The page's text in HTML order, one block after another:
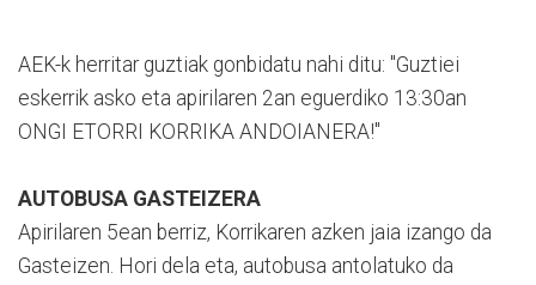
AEK-k herritar guztiak gonbidatu nahi ditu: "Guztiei
eskerrik asko eta apirilaren 2an eguerdiko 13:30an
ONGI ETORRI KORRIKA ANDOIANERA!"
AUTOBUSA GASTEIZERA
Apirilaren 5ean berriz, Korrikaren azken jaia izango da
Gasteizen. Hori dela eta, autobusa antolatuko da